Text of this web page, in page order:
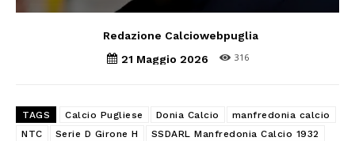
Redazione Calciowebpuglia
21 Maggio 2026
316
TAGS Calcio Pugliese Donia Calcio
manfredonia calcio
NTC
Serie D Girone H SSDARL Manfredonia Calcio 1932